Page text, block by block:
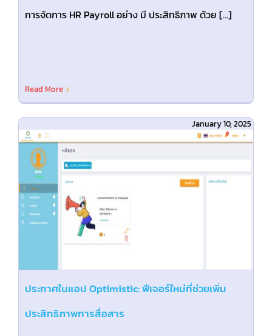
การจัดการ HR Payroll อย่าง มี ประสิทธิภาพ ด้วย [...]
Read More
ประกาศในแอป Optimistic: ฟีเจอร์ใหม่ที่ช่วยเพิ่ม
ประสิทธิภาพการสื่อสาร
January 10, 2025